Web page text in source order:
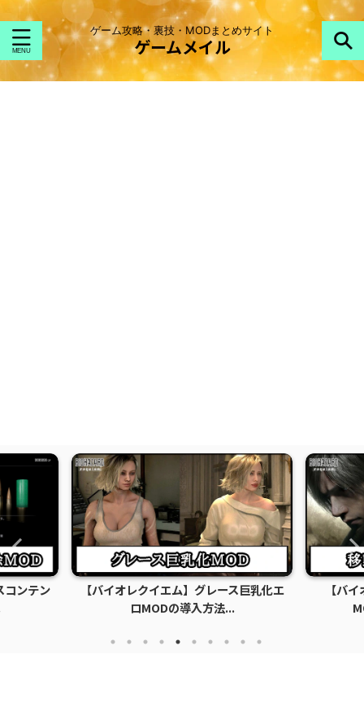
ゲーム攻略・裏技・MODまとめサイト
ゲームメイル
巨乳化エ
【バイオレクイエム】移動速度変更
MODの導入方法と使い...
【バイ